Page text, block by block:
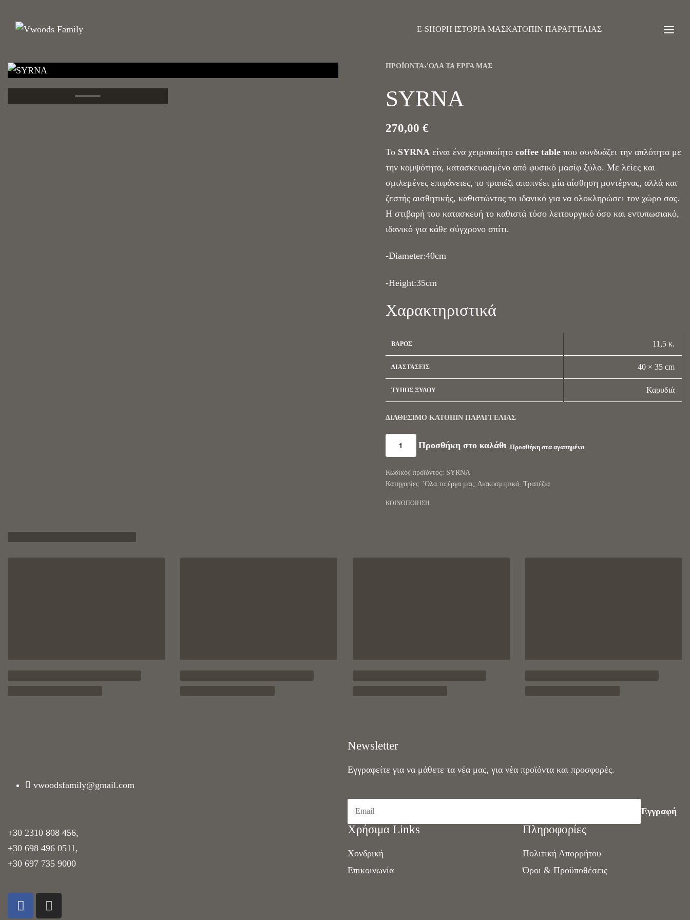
E-SHOPΗ ΙΣΤΟΡΊΑ ΜΑΣΚΑΤΌΠΙΝ ΠΑΡΑΓΓΕΛΊΑΣ
ΠΡΟΪΌΝΤΑ›'ΟΛΑ ΤΑ ΈΡΓΑ ΜΑΣ
SYRNA
270,00 €
Το SYRNA είναι ένα χειροποίητο coffee tableπου συνδυάζει την απλότητα με
την κομψότητα, κατασκευασμένο από φυσικό μασίφ ξύλο. Με λείες και
σμιλεμένες επιφάνειες, το τραπέζι αποπνέει μία αίσθηση μοντέρνας, αλλά και
ζεστής αισθητικής, καθιστώντας το ιδανικό για να ολοκληρώσει τον χώρο σας.
Η στιβαρή του κατασκευή το καθιστά τόσο λειτουργικό όσο και εντυπωσιακό,
ιδανικό για κάθε σύγχρονο σπίτι.
-Diameter:40cm
-Height:35cm
Χαρακτηριστικά
ΒΆΡΟΣ 11,5 κ.
ΔΙΑΣΤΆΣΕΙΣ 40 × 35 cm
ΤΎΠΟΣ ΞΎΛΟΥ Καρυδιά
ΔΙΑΘΈΣΙΜΟ ΚΑΤΌΠΙΝ ΠΑΡΑΓΓΕΛΊΑΣ
Προσθήκη στο καλάθι Προσθήκη στα αγαπημένα
SYRNA
Κατηγορίες: 'Ολα τα έργα μας Διακοσμητικά, Τραπέζια
ΚΟΙΝΟΠΟΙΗΣΗ
vwoodsfamily@gmail.com
+30 2310 808 456,
+30 698 496 0511 ,
+30 697 735 9000
Newsletter
Εγγραφείτε για να μάθετε τα νέα μας, για νέα προϊόντα και προσφορές.
Χρήσιμα Links
Χονδρική
Επικοινωνία
Πληροφορίες
Πολιτική Απορρήτου
Όροι & Προϋποθέσεις